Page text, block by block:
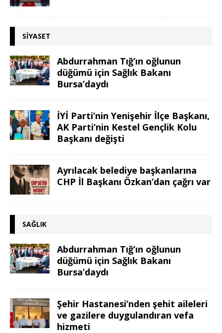
SIYASET
Abdurrahman Tığ’ın oğlunun
düğümü için Sağlık Bakanı
Bursa’daydı
İYİ Parti’nin Yenişehir İlçe Başkanı,
AK Parti’nin Kestel Gençlik Kolu
Başkanı değişti
Ayrılacak belediye başkanlarına
CHP İl Başkanı Özkan’dan çağrı var
SAĞLIK
Abdurrahman Tığ’ın oğlunun
düğümü için Sağlık Bakanı
Bursa’daydı
Şehir Hastanesi’nden şehit aileleri
ve gazilere duygulandıran vefa
hizmeti